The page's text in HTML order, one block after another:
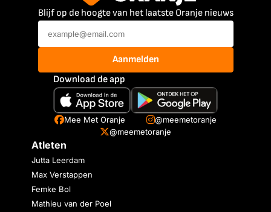
Blijf op de hoogte van het laatste Oranje nieuws
Aanmelden
Download de app
Mee Met Oranje
@meemetoranje
@meemetoranje
Atleten
Jutta Leerdam
Max Verstappen
Femke Bol
Mathieu van der Poel